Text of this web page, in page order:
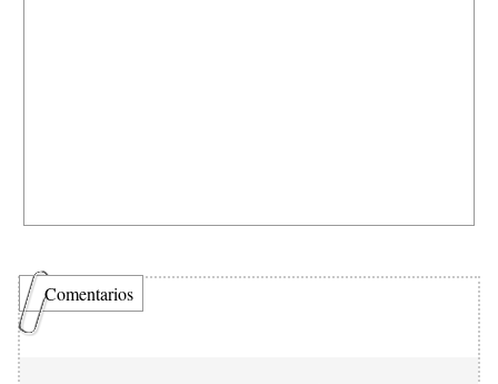
Comentarios